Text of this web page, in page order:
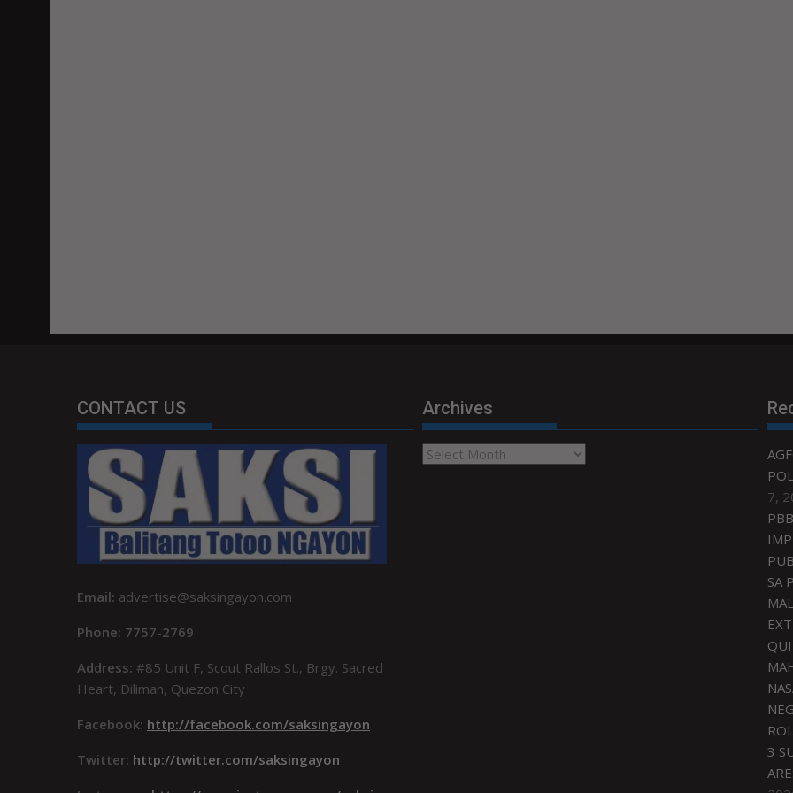
CONTACT US
Email: advertise@saksingayon.com
Phone: 7757-2769
Address: #85 Unit F, Scout Rallos St., Brgy. Sacred
Heart, Diliman, Quezon City
Facebook: http://facebook.com/saksingayon
Twitter: http://twitter.com/saksingayon
Archives
Archives
7,
SA
3